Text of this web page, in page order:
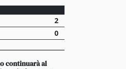
2
0
continuarà al